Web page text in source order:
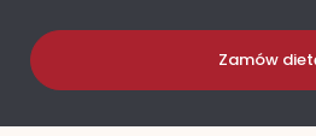
Zamów